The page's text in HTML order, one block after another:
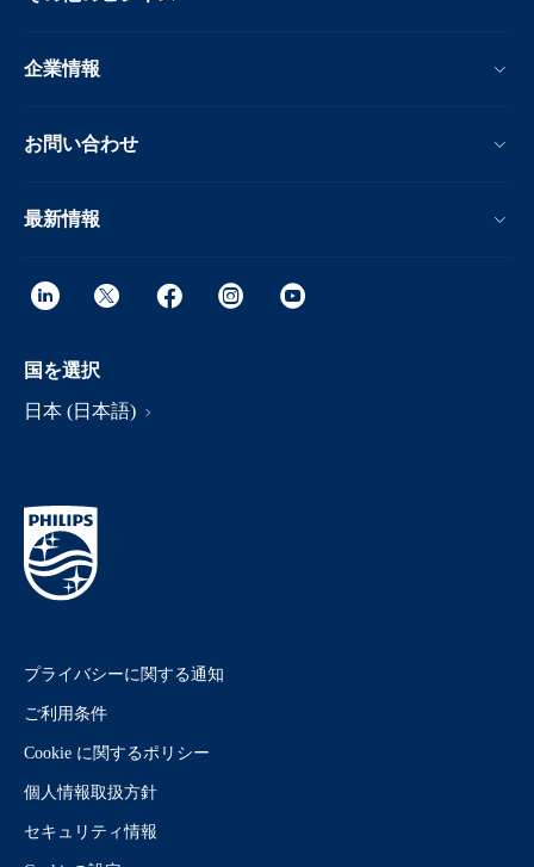
企業情報
お問い合わせ
最新情報
国を選択
日本 (日本語)
プライバシーに関する通知
ご利用条件
Cookie に関するポリシー
個人情報取扱方針
セキュリティ情報